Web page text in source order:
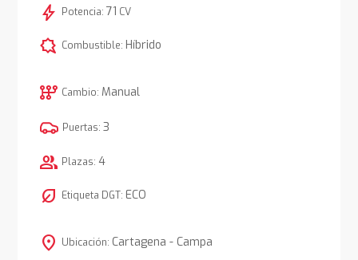
bolt Potencia: 71 CV
comic_bubble Combustible: Híbrido
auto_transmission Cambio: Manual
Puertas: 3
group Plazas: 4
nest_eco_leaf Etiqueta DGT: ECO
location_on Ubicación: Cartagena - Campa